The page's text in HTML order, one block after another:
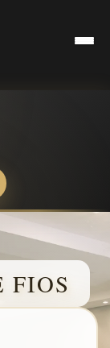
FIOS